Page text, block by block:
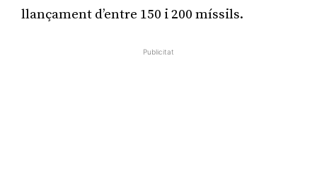
llançament d’entre 150 i 200 míssils.
Publicitat